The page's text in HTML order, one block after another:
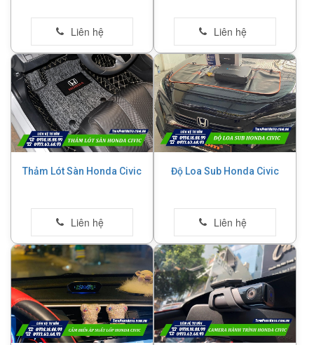
Thảm Lót Sàn Honda Civic Độ Loa Sub Honda Civic